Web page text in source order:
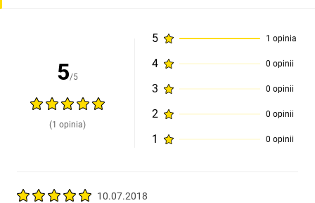
5/5
(1 opinia)
5 1 opinia
4 0 opinii
3 0 opinii
2 0 opinii
1 0 opinii
10.07.2018